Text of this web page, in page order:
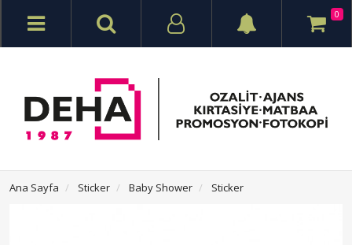
0
Ana Sayfa Sticker Baby Shower Sticker